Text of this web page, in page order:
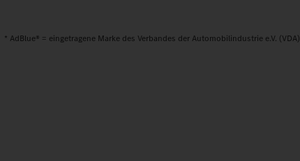
* AdBlue® = eingetragene Marke des Verbandes der Automobilindustrie e.V. (VDA)